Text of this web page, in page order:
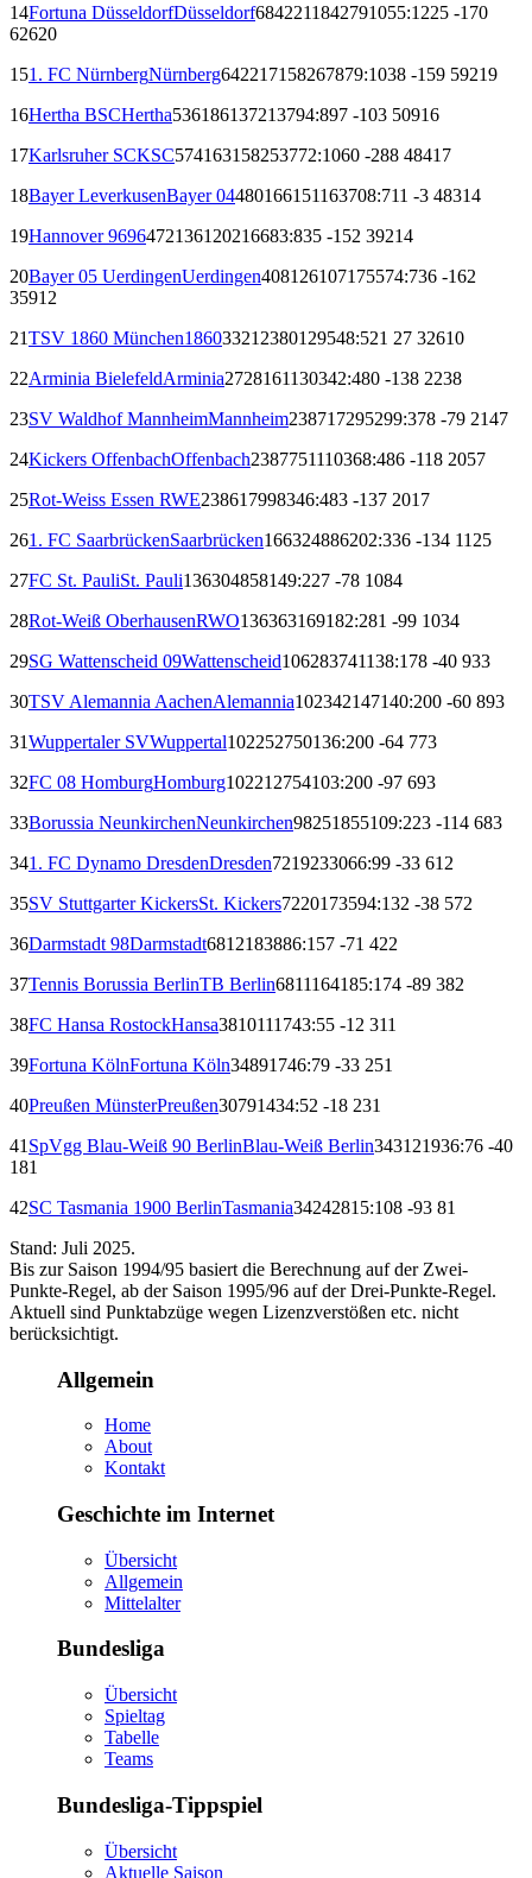
14Fortuna DüsseldorfDüsseldorf6842211842791055:1225 -170
62620
151. FC NürnbergNürnberg642217158267879:1038 -159 59219
16Hertha BSCHertha536186137213794:897 -103 50916
17Karlsruher SCKSC574163158253772:1060 -288 48417
18Bayer LeverkusenBayer 04480166151163708:711 -3 48314
19Hannover 9696472136120216683:835 -152 39214
20Bayer 05 UerdingenUerdingen408126107175574:736 -162
35912
21TSV 1860 München186033212380129548:521 27 32610
22Arminia BielefeldArminia2728161130342:480 -138 2238
23SV Waldhof MannheimMannheim23871 7295299:378 -79 2147
24Kickers OffenbachOffenbach2387751110368:486 -118 2057
25Rot-Weiss Essen RWE23861 7998346:483 -137 201 7
261. FC SaarbrückenSaarbrücken166324886202:336 -134 1125
27FC St. PauliSt. Pauli136304858149:227 -78 1084
28Rot-Weiß OberhausenRWO136363169182:281 -99 1034
29SG Wattenscheid 09Wattenscheid106283741138:178 -40 933
30TSV Alemannia AachenAlemannia102342147140:200 -60 893
31Wuppertaler SVWuppertal102252750136:200 -64 773
32FC 08 HomburgHomburg10221 2754103:200 -97 693
33Borussia NeunkirchenNeunkirchen98251855109:223 -114 683
341. FC Dynamo DresdenDresden7219233066:99 -33 61 2
35SV Stuttgarter KickersSt. Kickers7220173594:132 -38 572
36Darmstadt 98Darmstadt6812183886:157 -71 422
37Tennis Borussia BerlinTB Berlin6811164185:174 -89 382
38FC Hansa RostockHansa3810111743:55 -12 311
39Fortuna KölnFortuna Köln34891746:79 -33 251
40Preußen MünsterPreußen30791434:52 -18 231
41 SpVgg Blau-Weiß 90 BerlinBlau-Weiß Berlin343121936:76 -40
181
42SC Tasmania 1900 BerlinTasmania34242815:108 -93 81
Stand: Juli 2025.
Bis zur Saison 1994/95 basiert die Berechnung auf der Zwei-
Punkte-Regel, ab der Saison 1995/96 auf der Drei-Punkte-Regel.
Aktuell sind Punktabzüge wegen Lizenzverstößen etc. nicht
berücksichtigt.
Allgemein
Home
About
Kontakt
Geschichte im Internet
Übersicht
Allgemein
Mittelalter
Bundesliga
Übersicht
Spieltag
Tabelle
Teams
Bundesliga-Tippspiel
Übersicht
Aktuelle Saison